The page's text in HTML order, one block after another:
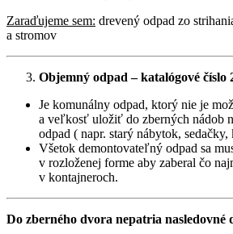
Zaraďujeme sem: drevený odpad zo
a stromov
Objemný odpad – katalógové číslo
Je komunálny odpad, ktorý nie je
a veľkosť uložiť do zberných nádob
odpad ( napr. starý nábytok, sedačky,
Všetok demontovateľný odpad sa
v rozloženej forme aby zaberal čo
v kontajneroch.
Do zberného dvora nepatria nasledovné